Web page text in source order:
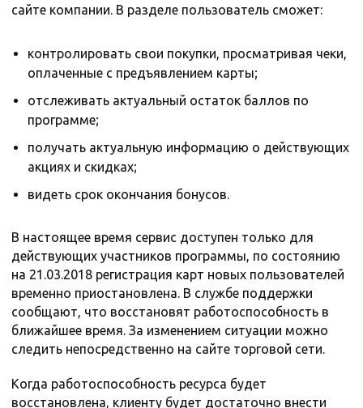
сайте компании. В разделе пользователь сможет:
контролировать свои покупки, просматривая чеки,
оплаченные с предъявлением карты;
отслеживать актуальный остаток баллов по
программе;
получать актуальную информацию о действующих
акциях и скидках;
видеть срок окончания бонусов.
В настоящее время сервис доступен только для
действующих участников программы, по состоянию
на 21.03.2018 регистрация карт новых пользователей
временно приостановлена. В службе поддержки
сообщают, что восстановят работоспособность в
ближайшее время. За изменением ситуации можно
следить непосредственно на сайте торговой сети.
Когда работоспособность ресурса будет
восстановлена, клиенту будет достаточно внести